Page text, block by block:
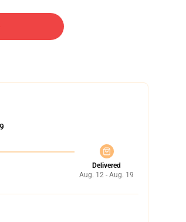
Delivered
Aug. 12 - Aug. 19